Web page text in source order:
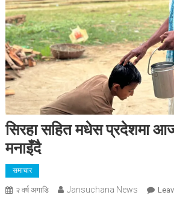
सिरहा सहित मधेस प्रदेशमा
मनाइँदै
समाचार
२ वर्ष अगाडि Jansuchana News